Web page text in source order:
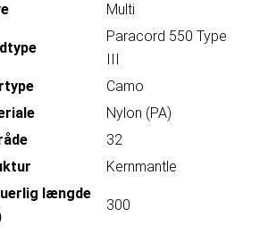
Multi
Paracord 550 Type
III
Camo
Nylon (PA)
32
Kernmantle
længde
300